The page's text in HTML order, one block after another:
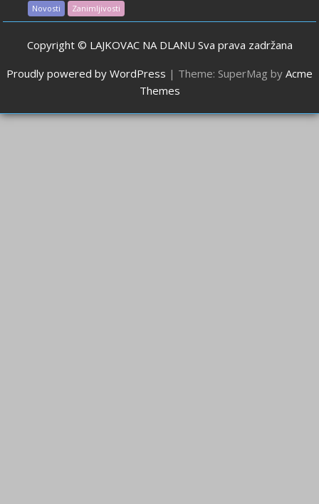
Novosti Zanimljivosti
Copyright © LAJKOVAC NA DLANU Sva prava zadržana
Proudly powered by WordPress | Theme: SuperMag by Acme
Themes